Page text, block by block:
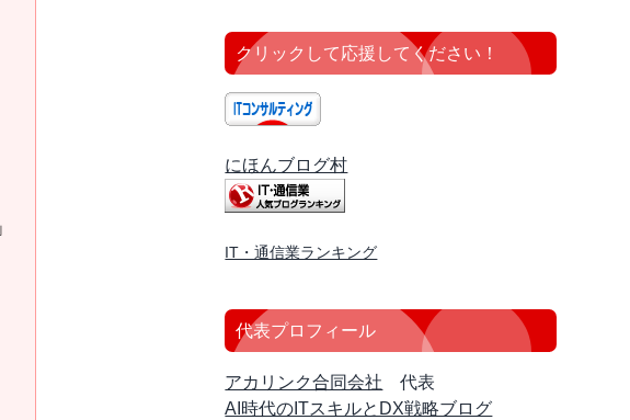
クリックして応援してください！
にほんブログ村
IT・通信業ランキング
代表プロフィール
アカリンク合同会社 代表
AI時代のITスキルとDX戦略ブログ